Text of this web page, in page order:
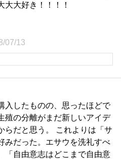
大大好き！！！！
07/13
入したものの、思ったほどで
殖の分離がまだ新しいアイデ
らだと思う。 これよりは「サ
みだった。エサウを洗礼すべ
「自由意志はどこまで自由意